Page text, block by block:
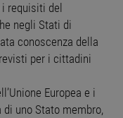
requisiti del
negli Stati di
conoscenza della
per i cittadini
Europea e i
uno Stato membro,